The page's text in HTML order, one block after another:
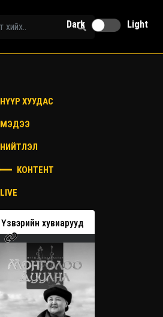
Dark Light
НҮҮР ХУУДАС
МЭДЭЭ
НИЙТЛЭЛ
КОНТЕНТ
LIVE
Үзвэрийн хувиарууд